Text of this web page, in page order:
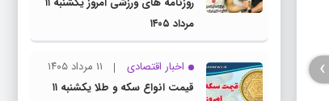
›
مرداد ۱۴۰۵
اخبار اقتصادی
۱۱ مرداد ۱۴۰۵
قیمت انواع سکه و طلا یکشنبه ۱۱